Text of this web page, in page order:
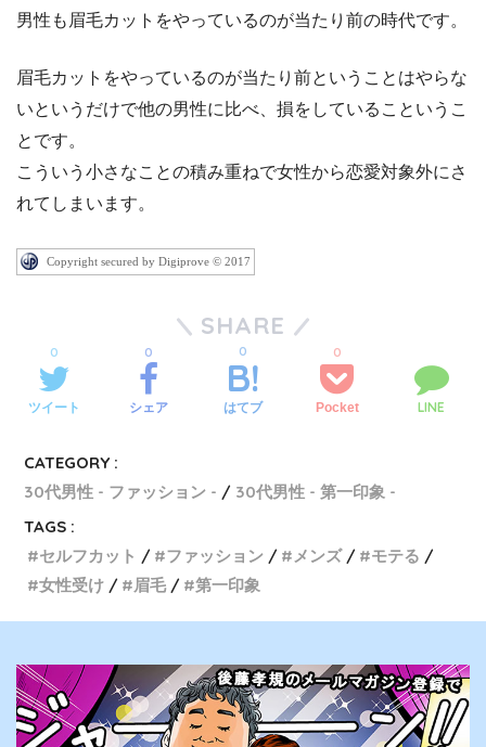
男性も眉毛カットをやっているのが当たり前の時代です。
眉毛カットをやっているのが当たり前ということはやらな
いというだけで他の男性に比べ、損をしているこというこ
とです。
こういう小さなことの積み重ねで女性から恋愛対象外にさ
れてしまいます。
Copyright secured by Digiprove © 2017
SHARE
ツイート
0
シェア
0
はてブ
0
Pocket
0
LINE
CATEGORY :
30代男性 - ファッション -
30代男性 - 第一印象 -
TAGS :
セルフカット
ファッション メンズ
モテる
女性受け
眉毛 第一印象